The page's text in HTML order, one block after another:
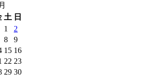
土 日
1
2
8
9
15 16
22 23
29 30